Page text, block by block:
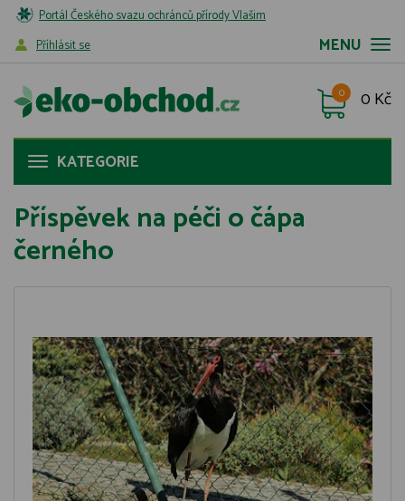
Portál Českého svazu ochránců přírody Vlašim
MENU
Příhlásit se
0 Kč
0
KATEGORIE
Příspěvek na péči o čápa
černého